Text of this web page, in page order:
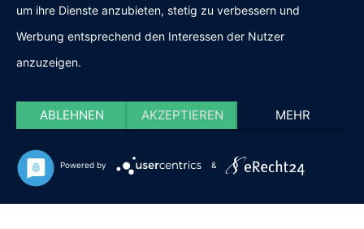
um ihre Dienste anzubieten, stetig zu verbessern und
Werbung entsprechend den Interessen der Nutzer
anzuzeigen.
ABLEHNEN AKZEPTIEREN MEHR
Powered by &